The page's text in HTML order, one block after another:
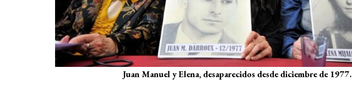
Juan Manuel y Elena, desaparecidos desde diciembre de 1977.